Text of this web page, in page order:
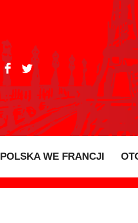
POLSKA WE FRANCJI